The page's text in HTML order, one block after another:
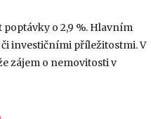
o 2,9 %. Hlavním
investičními příležitostmi. V
zájem o nemovitosti v